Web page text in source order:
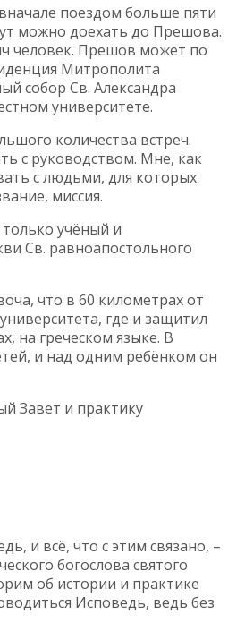
поездом больше пяти
можно доехать до Прешова.
человек. Прешов может по
Митрополита
собор Св. Александра
университете.
количества встреч.
с руководством. Мне, как
с людьми, для которых
миссия.
учёный и
Св. равноапостольного
что в 60 километрах от
где и защитил
на греческом языке. В
и над одним ребёнком он
Завет и практику
и всё, что с этим связано, –
богослова святого
об истории и практике
Исповедь, ведь без